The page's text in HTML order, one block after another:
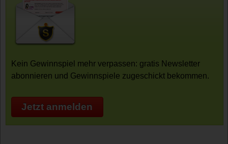
Kein Gewinnspiel mehr verpassen: gratis Newsletter
abonnieren und Gewinnspiele zugeschickt bekommen.
Jetzt anmelden